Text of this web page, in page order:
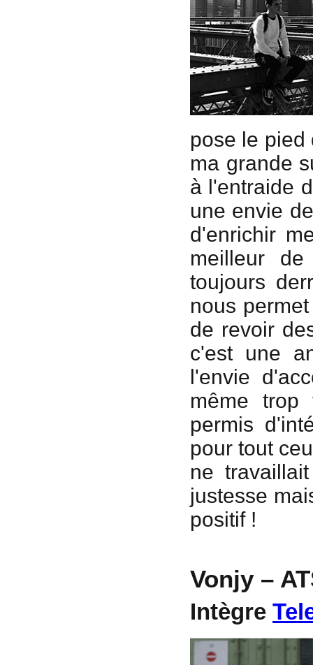
pose le pied
ma grande
à l'entraide
une envie
d'enrichir
meilleur
toujours
nous
de revoir
c'est une
l'envie
même trop
permis
pour tout
ne
justesse
positif !
Vonjy –
Intègre